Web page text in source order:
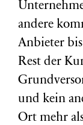
andere
Anbieter
Rest der
und kein
Ort mehr